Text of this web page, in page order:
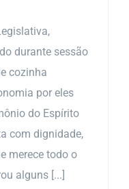
durante sessão
cozinha
por eles
do Espírito
com dignidade,
merece todo o
alguns [...]